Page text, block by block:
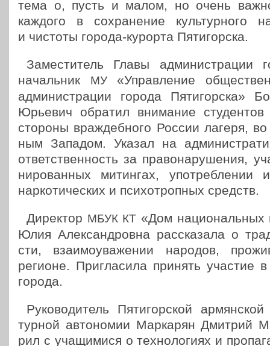
тема о, пусть и малом, но очень
каждого в сохра­не­ние куль­тур­но­го
и чистоты города-курорта Пятигорска.
Заме­сти­тель Главы адми­ни­стра­ции
началь­ник
МУ«Управ­ле­ние
адми­ни­стра­ции города Пяти­гор­ска»
Юрьевич обратил вни­ма­ние
стороны враж­деб­но­го России лагеря,
ным Западом. Указал на
ответ­ствен­ность за пра­во­на­ру­ше­ния,
ни­ро­ван­ных митин­гах, упо­треб­ле­нии
нар­ко­ти­че­ских и пси­хо­троп­ных средств.
Дирек­тор МБУК КТ «Дом наци­о­наль­ных
Юлия Алек­сан­дров­на рас­ска­за­ла о
сти, вза­и­мо­ува­же­нии народов,
регионе. При­гла­си­ла принять участие
города.
Руко­во­ди­тель Пяти­гор­ской
тур­ной авто­но­мии Мар­ка­рян Дмитрий
рил с уча­щи­ми­ся о тех­но­ло­ги­ях и